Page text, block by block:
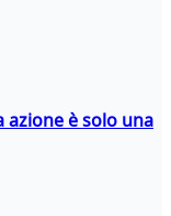
azione è solo una